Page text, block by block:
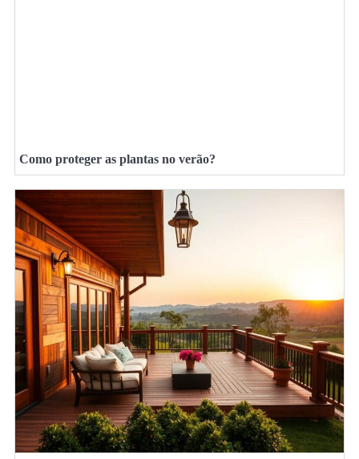
Como proteger as plantas no verão?